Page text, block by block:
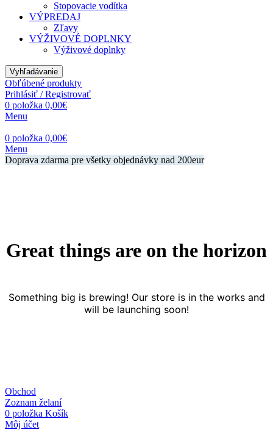
Stopovacie vodítka
VÝPREDAJ
Zľavy
VÝŽIVOVÉ DOPLNKY
Výživové doplnky
Vyhľadávanie
Obľúbené produkty
Prihlásiť / Registrovať
0 položka 0,00€
Menu
0 položka 0,00€
Menu
Doprava zdarma pre všetky objednávky nad 200eur
Great things are on the horizon
Something big is brewing! Our store is in the works and
will be launching soon!
Obchod
Zoznam želaní
0 položka Košík
Môj účet